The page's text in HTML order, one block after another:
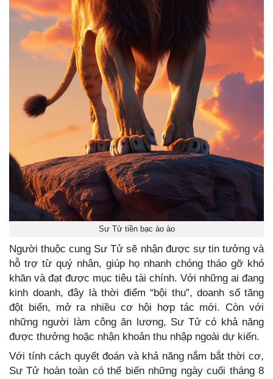
Sư Tử tiền bạc ào ào
Người thuộc cung Sư Tử sẽ nhận được sự tin tưởng và
hỗ trợ từ quý nhân, giúp họ nhanh chóng tháo gỡ khó
khăn và đạt được mục tiêu tài chính. Với những ai đang
kinh doanh, đây là thời điểm “bội thu”, doanh số tăng
đột biến, mở ra nhiều cơ hội hợp tác mới. Còn với
những người làm công ăn lương, Sư Tử có khả năng
được thưởng hoặc nhận khoản thu nhập ngoài dự kiến.
Với tính cách quyết đoán và khả năng nắm bắt thời cơ,
Sư Tử hoàn toàn có thể biến những ngày cuối tháng 8